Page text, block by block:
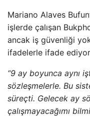
Mariano Alaves
işlerde çalışan
ancak iş güvenliği
ifadelerle ifade
“9 ay boyunca aynı
sözleşmelerle. Bu
süreçti. Gelecek ay
çalışmayacağımı